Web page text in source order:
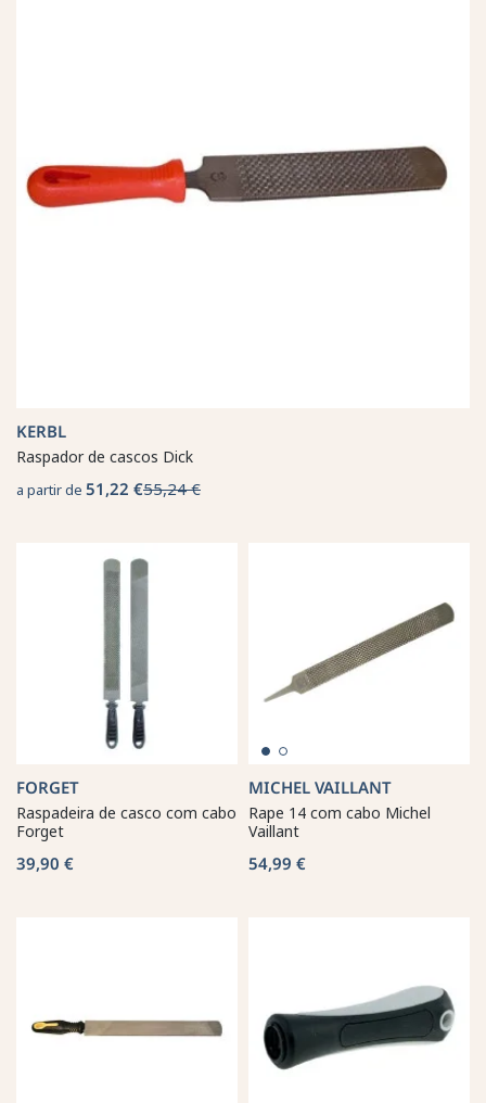
KERBL
Raspador de cascos Dick
a partir de 51,22 €55,24 €
FORGET
Raspadeira de casco com cabo
Forget
39,90 €
MICHEL VAILLANT
Rape 14 com cabo Michel
Vaillant
54,99 €